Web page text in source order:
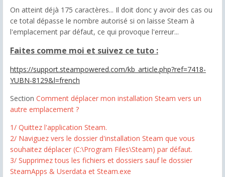
On atteint déjà 175 caractères... Il doit donc y avoir des cas ou
ce total dépasse le nombre autorisé si on laisse Steam à
l'emplacement par défaut, ce qui provoque l'erreur...
Faites comme moi et suivez ce tuto :
https://support.steampowered.com/kb_article.php?ref=7418-
YUBN-8129&l=french
Section Comment déplacer mon installation Steam vers un
autre emplacement ?
1/ Quittez l'application Steam.
2/ Naviguez vers le dossier d'installation Steam que vous
souhaitez déplacer (C:\Program Files\Steam) par défaut.
3/ Supprimez tous les fichiers et dossiers sauf le dossier
SteamApps & Userdata et Steam.exe